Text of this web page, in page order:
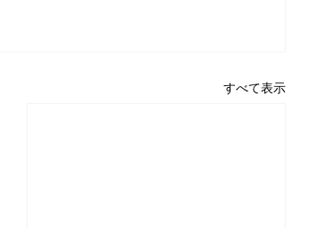
すべて表示